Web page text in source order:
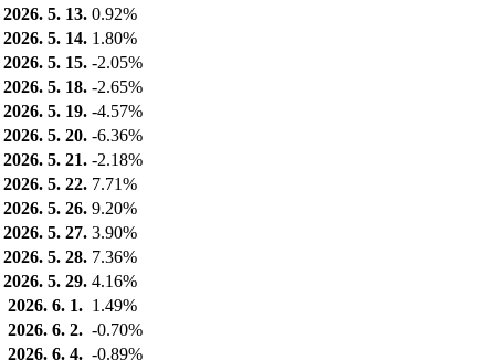
2026. 5. 13. 0.92%
2026. 5. 14. 1.80%
2026. 5. 15. -2.05%
2026. 5. 18. -2.65%
2026. 5. 19. -4.57%
2026. 5. 20. -6.36%
2026. 5. 21. -2.18%
2026. 5. 22. 7.71%
2026. 5. 26. 9.20%
2026. 5. 27. 3.90%
2026. 5. 28. 7.36%
2026. 5. 29. 4.16%
2026. 6. 1. 1.49%
2026. 6. 2. -0.70%
2026. 6. 4. -0.89%